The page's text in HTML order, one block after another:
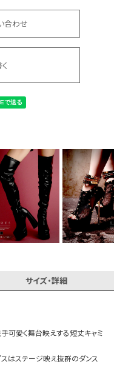
合わせ
サイズ・詳細
可愛く舞台映えする短丈キャミ
スはステージ映え抜群のダンス